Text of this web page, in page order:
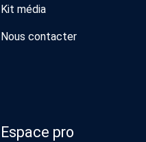
Kit média
Nous contacter
Espace pro